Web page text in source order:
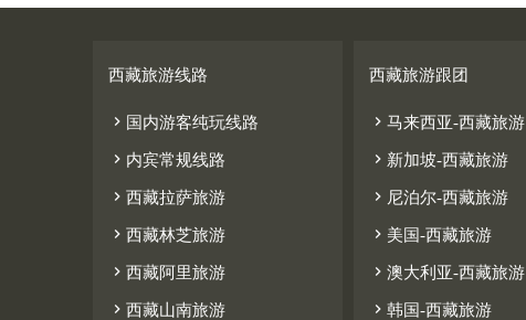
西藏旅游线路
 国内游客纯玩线路
 内宾常规线路
 西藏拉萨旅游
 西藏林芝旅游
 西藏阿里旅游
 西藏山南旅游
西藏旅游跟团
马来西亚-西藏旅游
 新加坡-西藏旅游
 尼泊尔-西藏旅游
 美国-西藏旅游
澳大利亚-西藏旅游
韩国-西藏旅游